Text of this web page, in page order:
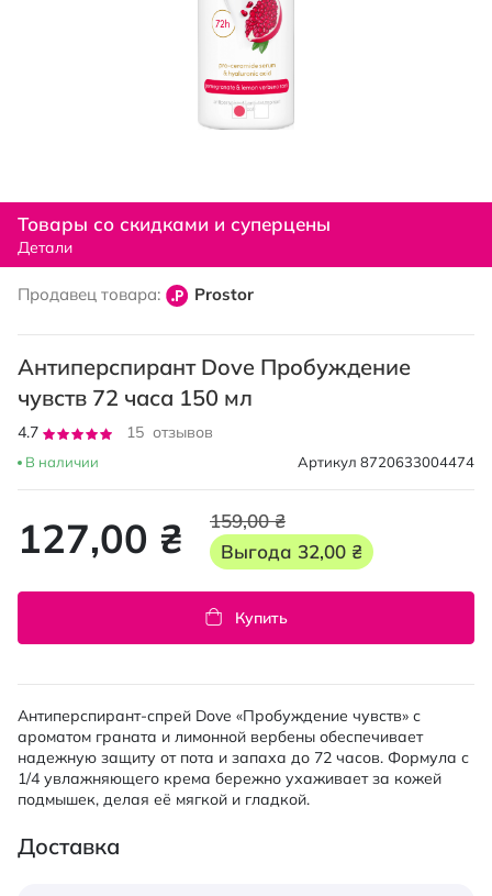
к
началу
галереи
Товары со скидками и суперцены
Детали
Продавец товара: Prostor
Антиперспирант Dove Пробуждение
чувств 72 часа 150 мл
Рейтинг:
4.7
15 отзывов
В наличии Артикул 8720633004474
127,00 ₴
159,00 ₴
Выгода 32,00 ₴
Купить
Антиперспирант-спрей Dove «Пробуждение чувств» с
ароматом граната и лимонной вербены обеспечивает
надежную защиту от пота и запаха до 72 часов. Формула с
1/4 увлажняющего крема бережно ухаживает за кожей
подмышек, делая её мягкой и гладкой.
Доставка